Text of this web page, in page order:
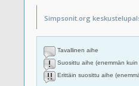
Simpsonit.org
Tavallinen aihe
Suosittu aihe (enemmän
Erittäin suosittu aihe